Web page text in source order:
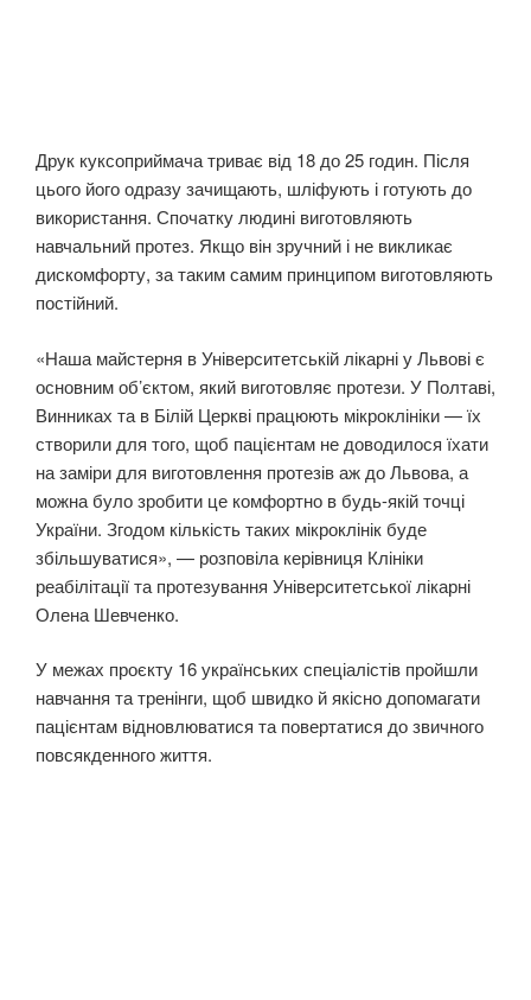
Друк куксоприймача триває від 18 до 25 годин. Після
цього його одразу зачищають, шліфують і готують до
використання. Спочатку людині виготовляють
навчальний протез. Якщо він зручний і не викликає
дискомфорту, за таким самим принципом виготовляють
постійний.
«Наша майстерня в Університетській лікарні у Львові є
основним об’єктом, який виготовляє протези. У Полтаві,
Винниках та в Білій Церкві працюють мікроклініки — їх
створили для того, щоб пацієнтам не доводилося їхати
на заміри для виготовлення протезів аж до Львова, а
можна було зробити це комфортно в будь-якій точці
України. Згодом кількість таких мікроклінік буде
збільшуватися», — розповіла керівниця Клініки
реабілітації та протезування Університетської лікарні
Олена Шевченко.
У межах проєкту 16 українських спеціалістів пройшли
навчання та тренінги, щоб швидко й якісно допомагати
пацієнтам відновлюватися та повертатися до звичного
повсякденного життя.